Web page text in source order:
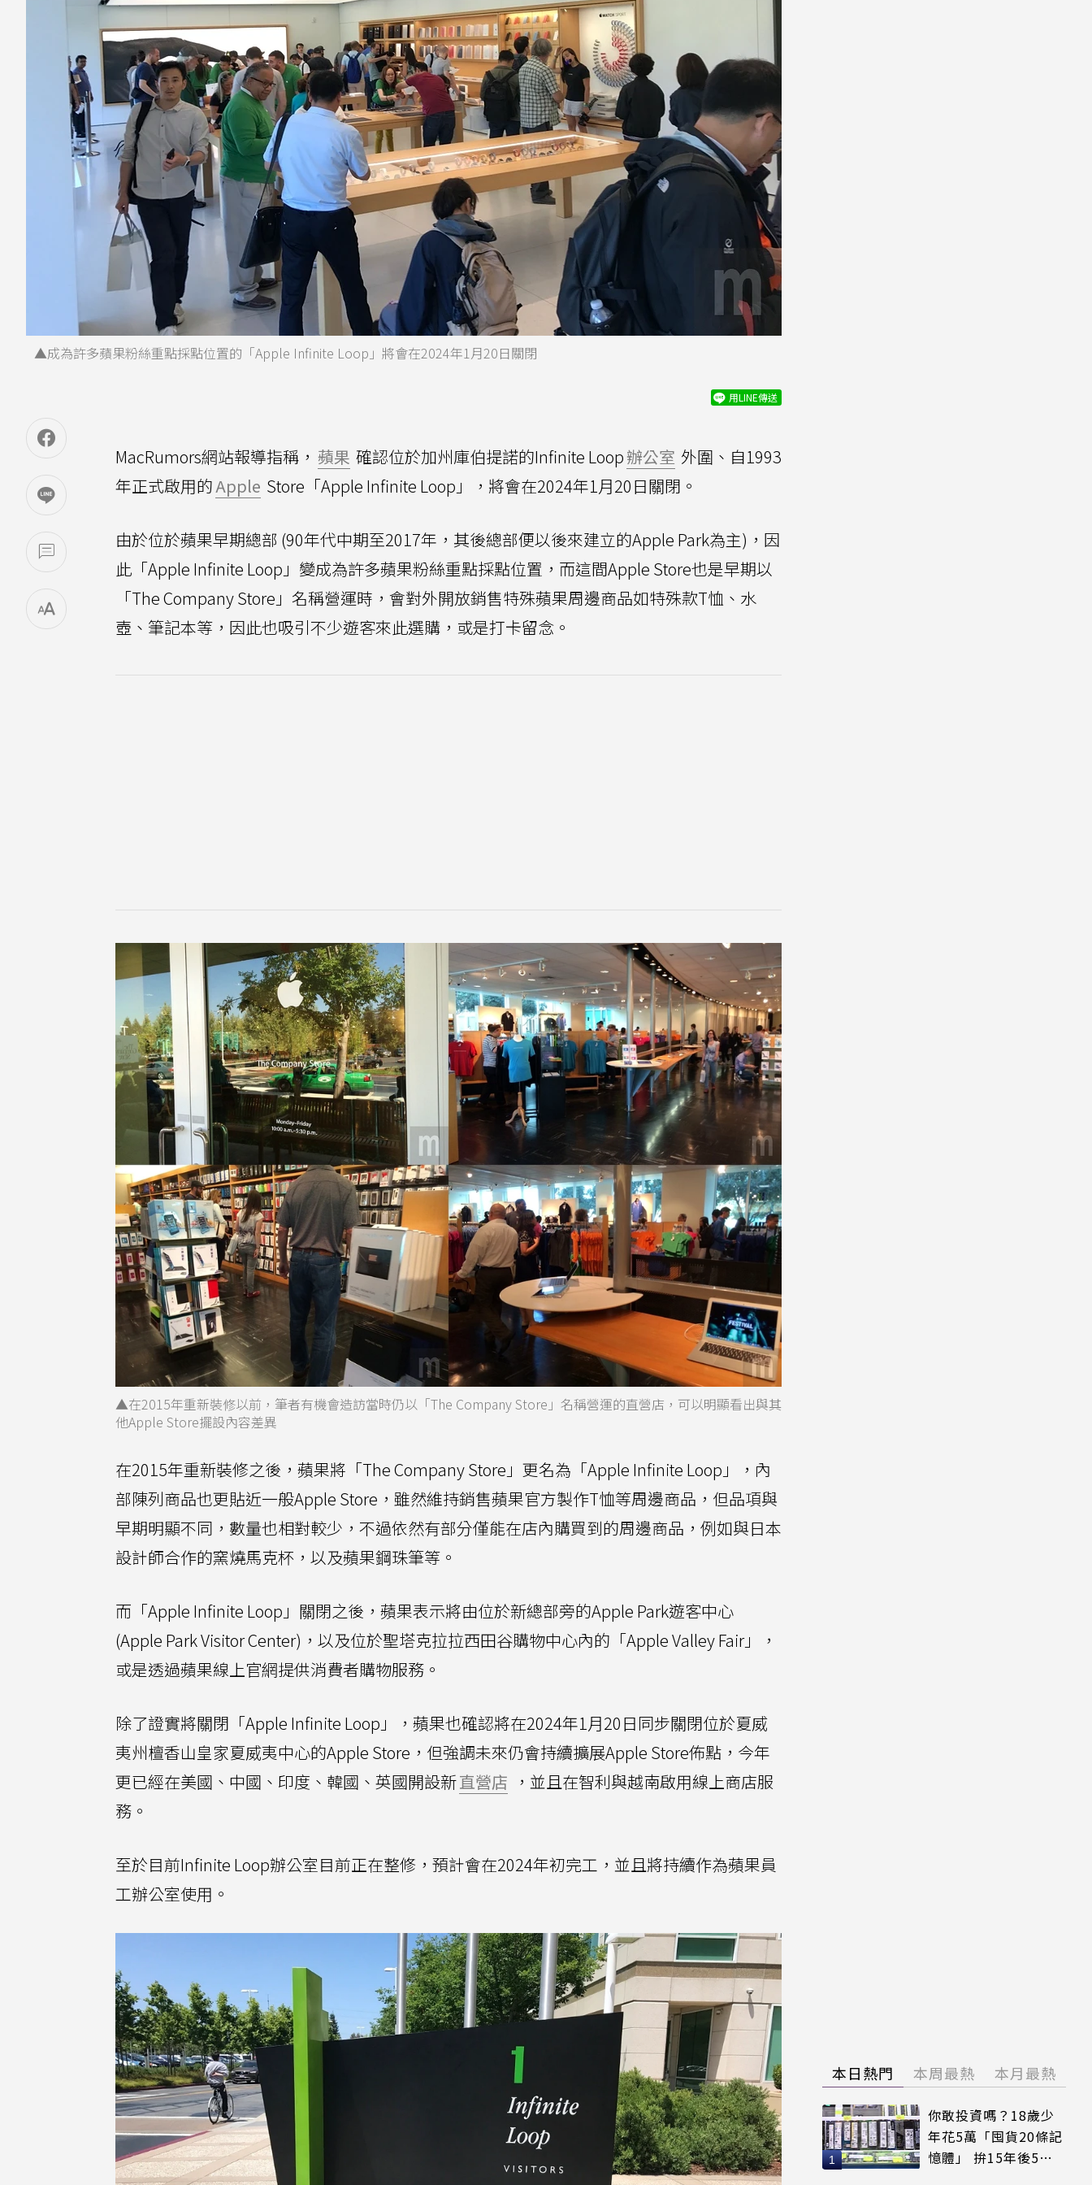
▲成為許多蘋果粉絲重點採點位置的「Apple Infinite Loop」將會在2024年1月20日關閉
用LINE傳送
MacRumors網站報導指稱， 蘋果 確認位於加州庫伯提諾的Infinite Loop辦公室 外圍、自1993
年正式啟用的Apple Store「Apple Infinite Loop」，將會在2024年1月20日關閉。
由於位於蘋果早期總部 (90年代中期至2017年，其後總部便以後來建立的Apple Park為主)，因
此「Apple Infinite Loop」變成為許多蘋果粉絲重點採點位置，而這間Apple Store也是早期以
「The Company Store」名稱營運時，會對外開放銷售特殊蘋果周邊商品如特殊款T恤、水
壺、筆記本等，因此也吸引不少遊客來此選購，或是打卡留念。
▲在2015年重新裝修以前，筆者有機會造訪當時仍以「The Company Store」名稱營運的直營店，可以明顯看出與其
他Apple Store擺設內容差異
在2015年重新裝修之後，蘋果將「The Company Store」更名為「Apple Infinite Loop」，內
部陳列商品也更貼近一般Apple Store，雖然維持銷售蘋果官方製作T恤等周邊商品，但品項與
早期明顯不同，數量也相對較少，不過依然有部分僅能在店內購買到的周邊商品，例如與日本
設計師合作的窯燒馬克杯，以及蘋果鋼珠筆等。
而「Apple Infinite Loop」關閉之後，蘋果表示將由位於新總部旁的Apple Park遊客中心
(Apple Park Visitor Center)，以及位於聖塔克拉拉西田谷購物中心內的「Apple Valley Fair」，
或是透過蘋果線上官網提供消費者購物服務。
除了證實將關閉「Apple Infinite Loop」，蘋果也確認將在2024年1月20日同步關閉位於夏威
夷州檀香山皇家夏威夷中心的Apple Store，但強調未來仍會持續擴展Apple Store佈點，今年
更已經在美國、中國、印度、韓國、英國開設新直營店 ，並且在智利與越南啟用線上商店服
務。
至於目前Infinite Loop辦公室目前正在整修，預計會在2024年初完工，並且將持續作為蘋果員
工辦公室使用。
本日熱門 本周最熱 本月最熱
你敢投資嗎？18歲少
年花5萬「囤貨20條記
憶體」 拚15年後5倍